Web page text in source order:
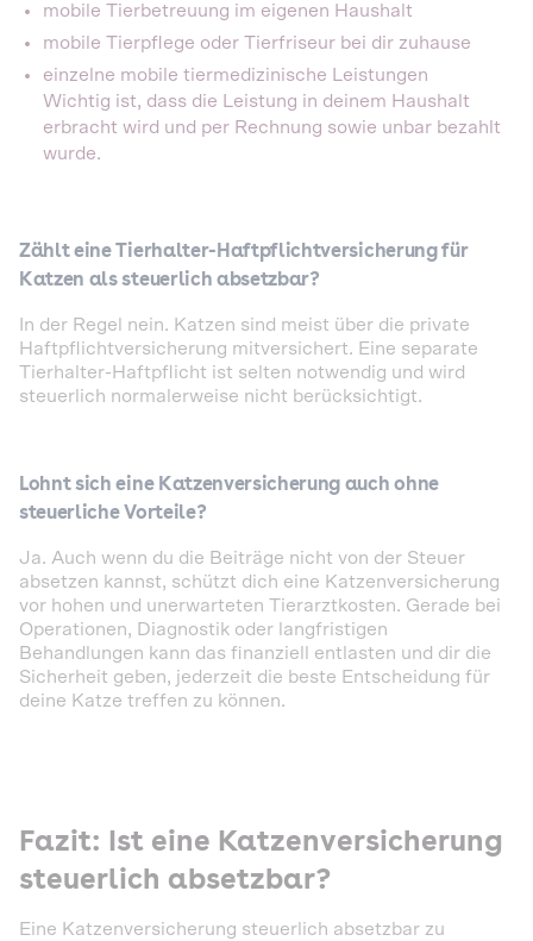
mobile Tierbetreuung im eigenen Haushalt
mobile Tierpflege oder Tierfriseur bei dir zuhause
einzelne mobile tiermedizinische Leistungen
Wichtig ist, dass die Leistung in deinem Haushalt
erbracht wird und per Rechnung sowie unbar bezahlt
wurde.
Zählt eine Tierhalter-Haftpflichtversicherung für
Katzen als steuerlich absetzbar?
In der Regel nein. Katzen sind meist über die private
Haftpflichtversicherung mitversichert. Eine separate
Tierhalter-Haftpflicht ist selten notwendig und wird
steuerlich normalerweise nicht berücksichtigt.
Lohnt sich eine Katzenversicherung auch ohne
steuerliche Vorteile?
Ja. Auch wenn du die Beiträge nicht von der Steuer
absetzen kannst, schützt dich eine Katzenversicherung
vor hohen und unerwarteten Tierarztkosten. Gerade bei
Operationen, Diagnostik oder langfristigen
Behandlungen kann das finanziell entlasten und dir die
Sicherheit geben, jederzeit die beste Entscheidung für
deine Katze treffen zu können.
Fazit: Ist eine Katzenversicherung
steuerlich absetzbar?
Eine Katzenversicherung steuerlich absetzbar zu